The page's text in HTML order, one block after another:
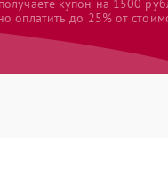
получаете купон на 1500
оплатить до 25% от